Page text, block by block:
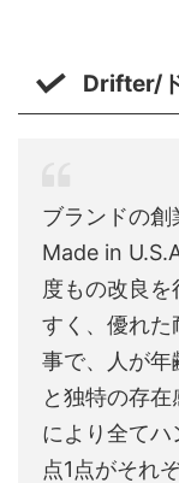
Drifter/
ブランドの創
Made in
度もの改良
すく、優れた
事で、人が年
と独特の存
により全てハ
点1点がそれ